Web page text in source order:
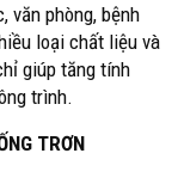
văn phòng, bệnh
loại chất liệu và
giúp tăng tính
trình.
TRƠN